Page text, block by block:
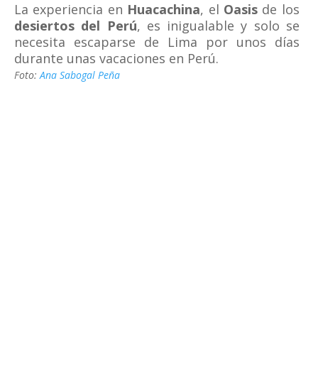
La experiencia en Huacachina, el Oasis de los
desiertos del Perú, es inigualable y solo se
necesita escaparse de Lima por unos días
durante unas vacaciones en Perú.
Foto:Ana Sabogal Peña